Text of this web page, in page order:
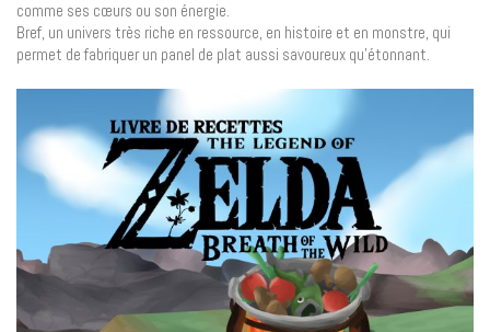
comme ses cœurs ou son énergie.
Bref, un univers très riche en ressource, en histoire et en monstre, qui
permet de fabriquer un panel de plat aussi savoureux qu’étonnant.